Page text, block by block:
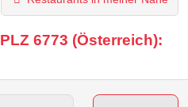
PLZ 6773 (Österreich):